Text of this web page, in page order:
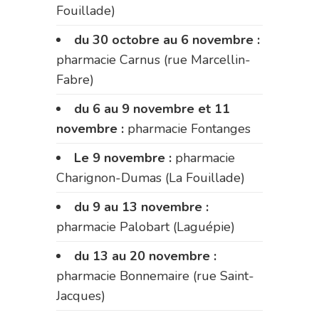
Fouillade)
du 30 octobre au 6 novembre :
pharmacie Carnus (rue Marcellin-
Fabre)
du 6 au 9 novembre et 11
novembre : pharmacie Fontanges
Le 9 novembre : pharmacie
Charignon-Dumas (La Fouillade)
du 9 au 13 novembre :
pharmacie Palobart (Laguépie)
du 13 au 20 novembre :
pharmacie Bonnemaire (rue Saint-
Jacques)